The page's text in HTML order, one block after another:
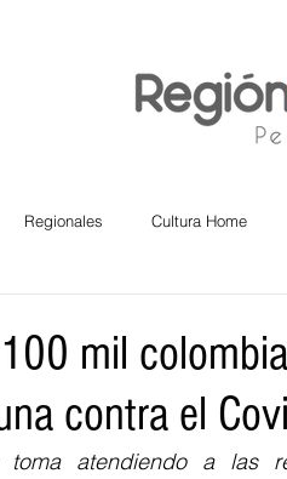
Regionales Cultura Home
Hermanos Mayores Economía
mil
contra el
atendiendo a las